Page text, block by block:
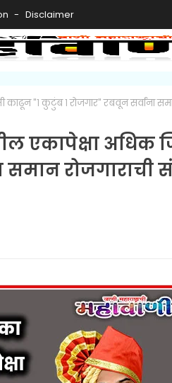
Disclaimer
काढून "१ कुटुंब १ रोजगार" रबवून सर्वांना
एकापेक्षा अधिक
रोजगाराची